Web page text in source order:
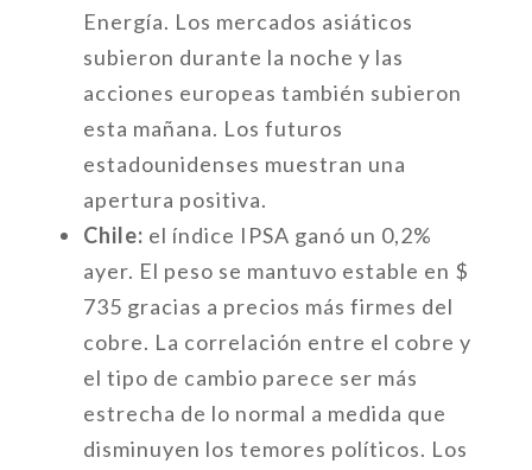
Energía. Los mercados asiáticos
subieron durante la noche y las
acciones europeas también subieron
esta mañana. Los futuros
estadounidenses muestran una
apertura positiva.
Chile: el índice IPSA ganó un 0,2%
ayer. El peso se mantuvo estable en $
735 gracias a precios más firmes del
cobre. La correlación entre el cobre y
el tipo de cambio parece ser más
estrecha de lo normal a medida que
disminuyen los temores políticos. Los